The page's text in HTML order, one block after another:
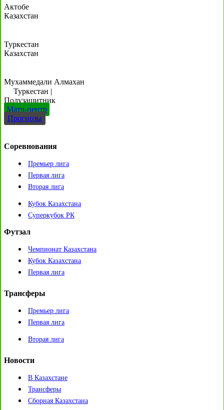
Актобе
Казахстан
Туркестан
Казахстан
Мухаммедали Алмахан
Туркестан |
Полузащитник
Матч-центр
Прогнозы
Соревнования
Премьер лига
Первая лига
Вторая лига
Кубок Казахстана
Суперкубок РК
Футзал
Чемпионат Казахстана
Кубок Казахстана
Первая лига
Трансферы
Премьер лига
Первая лига
Вторая лига
Новости
В Казахстане
Трансферы
Сборная Казахстана